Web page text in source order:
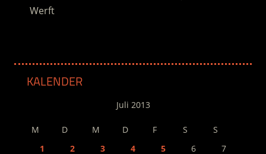
Werft
KALENDER
Juli 2013
M D M D F S
S
1
2 3 4 5 6
7